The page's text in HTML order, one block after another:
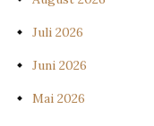
Juli 2026
Juni 2026
Mai 2026